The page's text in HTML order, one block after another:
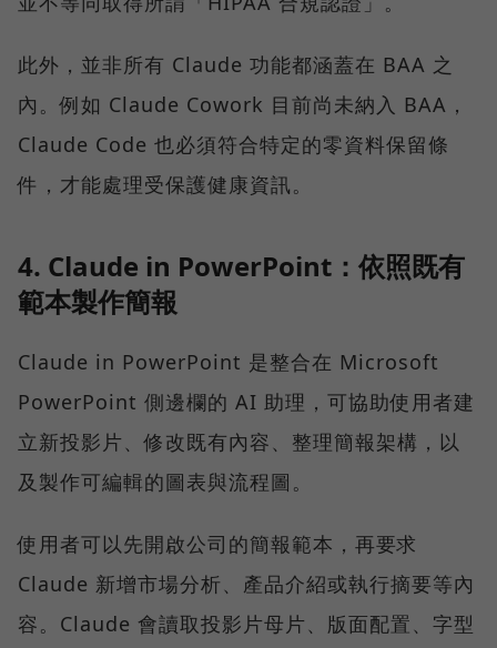
此外，並非所有 Claude 功能都涵蓋在 BAA 之
內。例如 Claude Cowork 目前尚未納入 BAA，
Claude Code 也必須符合特定的零資料保留條
件，才能處理受保護健康資訊。
4. Claude in PowerPoint：依照既有
範本製作簡報
Claude in PowerPoint 是整合在 Microsoft
PowerPoint 側邊欄的 AI 助理，可協助使用者建
立新投影片、修改既有內容、整理簡報架構，以
及製作可編輯的圖表與流程圖。
使用者可以先開啟公司的簡報範本，再要求
Claude 新增市場分析、產品介紹或執行摘要等內
容。Claude 會讀取投影片母片、版面配置、字型